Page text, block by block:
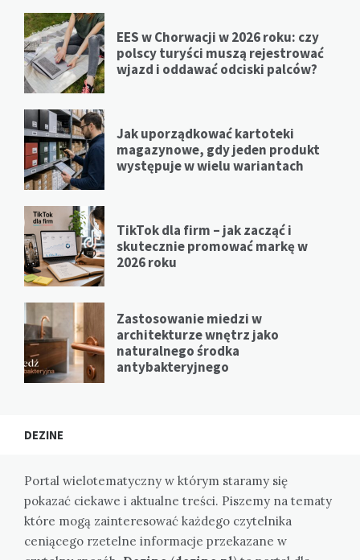
EES w Chorwacji w 2026 roku: czy
polscy turyści muszą rejestrować
wjazd i oddawać odciski palców?
Jak uporządkować kartoteki
magazynowe, gdy jeden produkt
występuje w wielu wariantach
TikTok dla firm – jak zacząć i
skutecznie promować markę w
2026 roku
Zastosowanie miedzi w
architekturze wnętrz jako
naturalnego środka
antybakteryjnego
DEZINE
Portal wielotematyczny w którym staramy się
pokazać ciekawe i aktualne treści. Piszemy na tematy
które mogą zainteresować każdego czytelnika
ceniącego rzetelne informacje przekazane w